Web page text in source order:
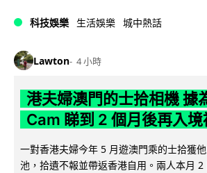
科技娛樂 生活娛樂 城中熱話
Lawton 4 小時
港夫婦澳門的士拾相機 據
Cam 睇到 2 個月後再入境
一對香港夫婦今年 5 月遊澳門乘的士拾獲
池，拾遺不報並帶返香港自用。兩人本月